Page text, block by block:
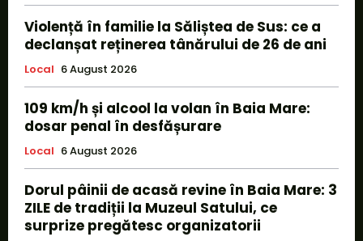
Violență în familie la Săliștea de Sus: ce a
declanșat reținerea tânărului de 26 de ani
Local 6 August 2026
109 km/h și alcool la volan în Baia Mare:
dosar penal în desfășurare
Local 6 August 2026
Dorul pâinii de acasă revine în Baia Mare: 3
ZILE de tradiții la Muzeul Satului, ce
surprize pregătesc organizatorii